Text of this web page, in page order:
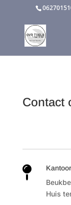
Contact
 Kantoor
Huis